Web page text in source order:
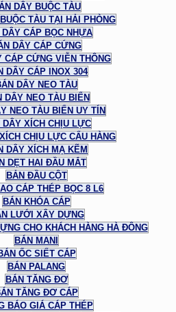
DÂY BUỘC TÀU
TÀU TẠI HẢI PHÒNG
DÂY CÁP BỌC NHỰA
DÂY CÁP CỨNG
CÁP CỨNG VIỄN THÔNG
DÂY CÁP INOX 304
DÂY NEO TÀU
DÂY NEO TÀU BIỂN
NEO TÀU BIỂN UY TÍN
DÂY XÍCH CHỊU LỰC
CHỊU LỰC CẨU HÀNG
DÂY XÍCH MẠ KẼM
DẸT HAI ĐẦU MẮT
BẢN ĐẦU CỘT
CÁP THÉP BỌC 8 L6
BÁN KHÓA CÁP
LƯỚI XÂY DỰNG
CHO KHÁCH HÀNG HÀ ĐÔNG
BÁN MANI
ỐC SIẾT CÁP
BÁN PALANG
BÁN TĂNG ĐƠ
TĂNG ĐƠ CÁP
BÁO GIÁ CÁP THÉP